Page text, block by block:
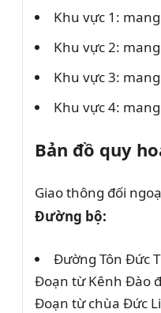
Khu vực 1:
Khu vực 2:
Khu vực 3:
Khu vực 4:
Bản đồ quy
Giao thông đối
Đường bộ:
Đường Tôn Đức
Đoạn từ Kênh Đào
Đoạn từ chùa Đức